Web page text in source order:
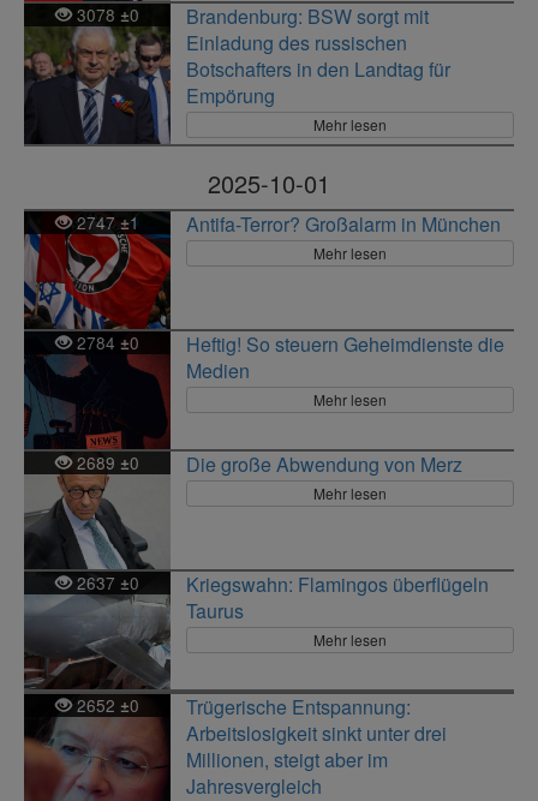
3078 ±0
Brandenburg: BSW sorgt mit
Einladung des russischen
Botschafters in den Landtag für
Empörung
Mehr lesen
2025-10-01
2747±1 Antifa-Terror? Großalarm in München
Mehr lesen
2784±0
Heftig! So steuern Geheimdienste die
Medien
Mehr lesen
2689 ±0 Die große Abwendung von Merz
Mehr lesen
2637 ±0
Kriegswahn: Flamingos überflügeln
Taurus
Mehr lesen
2652 ±0
Trügerische Entspannung:
Arbeitslosigkeit sinkt unter drei
Millionen, steigt aber im
Jahresvergleich